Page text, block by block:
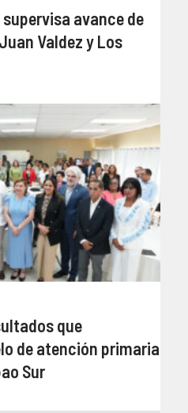
avance de
Valdez y Los
que
de atención primaria
Sur